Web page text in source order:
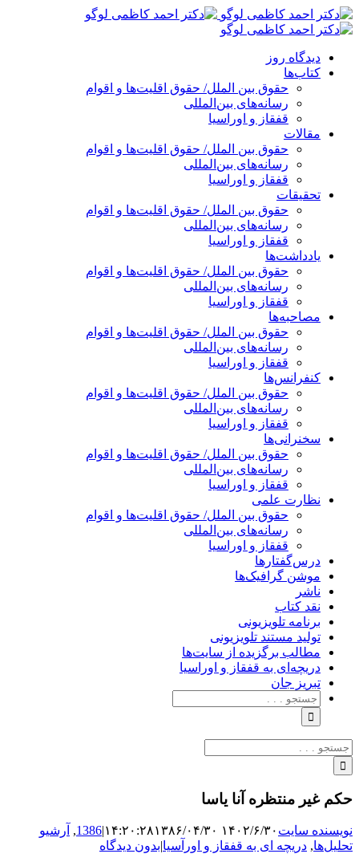
پرش
به
دیدگاه روز
کتاب‌ها
حقوق بین الملل/ حقوق اقلیت‌ها و اقوام
رسانه‌های بین‌المللی
قفقاز و اوراسیا
مقالات
حقوق بین الملل/ حقوق اقلیت‌ها و اقوام
رسانه‌های بین‌المللی
قفقاز و اوراسیا
تحقیقات
حقوق بین الملل/ حقوق اقلیت‌ها و اقوام
رسانه‌های بین‌المللی
قفقاز و اوراسیا
یادداشت‌ها
حقوق بین الملل/ حقوق اقلیت‌ها و اقوام
رسانه‌های بین‌المللی
قفقاز و اوراسیا
مصاحبه‌ها
حقوق بین الملل/ حقوق اقلیت‌ها و اقوام
رسانه‌های بین‌المللی
قفقاز و اوراسیا
کنفرانس‌ها
حقوق بین الملل/ حقوق اقلیت‌ها و اقوام
رسانه‌های بین‌المللی
قفقاز و اوراسیا
سخنرانی‌ها
حقوق بین الملل/ حقوق اقلیت‌ها و اقوام
رسانه‌های بین‌المللی
قفقاز و اوراسیا
نظارت علمی
حقوق بین الملل/ حقوق اقلیت‌ها و اقوام
رسانه‌های بین‌المللی
قفقاز و اوراسیا
درس‌گفتارها
موشن گرافیک‌ها
ناشر
نقد کتاب
برنامه‌ تلویزیونی
تولید مستند تلویزیونی
مطالب برگزیده از سایت‌ها
دریچه‌ای به قفقاز و اوراسیا
تبریزِ جان
جستجو
برای:
جستجو
برای:
حکم غیر منتظره آنا یاسا
نویسنده سایت ۱۴۰۲/۶/۳۰ ۱۴:۲۰:۲۸ ۱۳۸۶/۰۴/۳۰ |
1386
, آرشیو
تحلیل‌ها, دریچه ای به قفقاز و اورآسیا|بدون دیدگاه